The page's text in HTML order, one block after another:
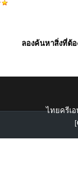
ลองค้นหาสิ่งที่ต้อ
ไทยครีเอ
[